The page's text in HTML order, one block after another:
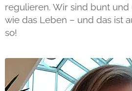
regulieren. Wir sind bunt und
wie das Leben – und das ist
so!